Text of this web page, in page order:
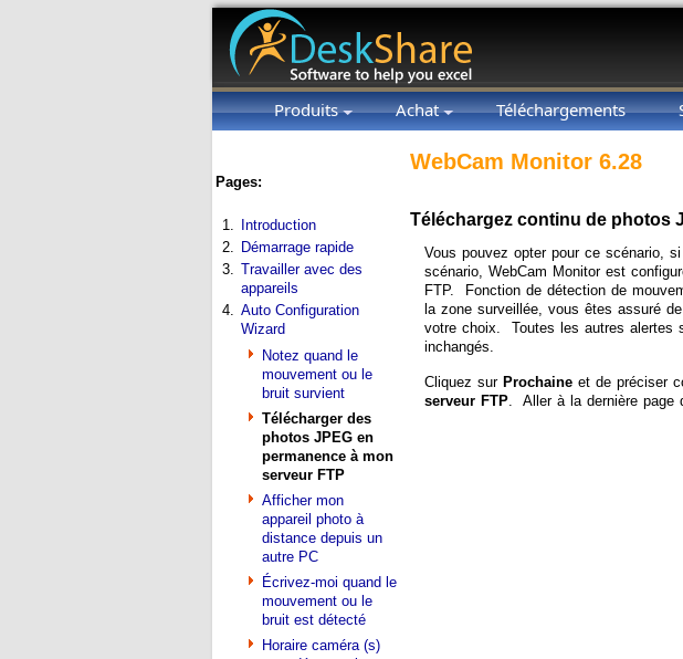
Produits Achat Téléchargements
Pages:
1.
Introduction
2. Démarrage rapide
3. Travailler avec des
appareils
4. Auto Configuration
Wizard
Notez quand le
mouvement ou le
bruit survient
Télécharger des
photos JPEG en
permanence à mon
serveur FTP
Afficher mon
appareil photo à
distance depuis un
autre PC
Écrivez-moi quand le
mouvement ou le
bruit est détecté
Horaire caméra (s)
WebCam Monitor 6.28
Téléchargez continu de photos
Vous pouvez opter pour ce scénario,
scénario, WebCam Monitor est
FTP. Fonction de détection de
la zone surveillée, vous êtes assuré
votre choix. Toutes les autres alertes
inchangés.
Cliquez sur Prochaine et de préciser
serveur FTP. Aller à la dernière page